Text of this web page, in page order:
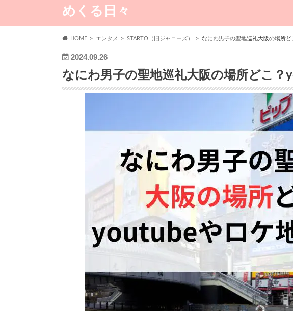
めくる日々
HOME エンタメ STARTO（旧ジャニーズ） なにわ男子の聖地巡礼大阪の場所ど
2024.09.26
なにわ男子の聖地巡礼大阪の場所どこ？